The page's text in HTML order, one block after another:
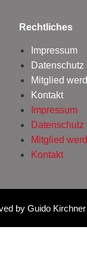
Rechtliches
Impressum
Datenschutz
Mitglied
Kontakt
Impressum
Datenschutz
Mitglied
Kontakt
by Guido Kirchner